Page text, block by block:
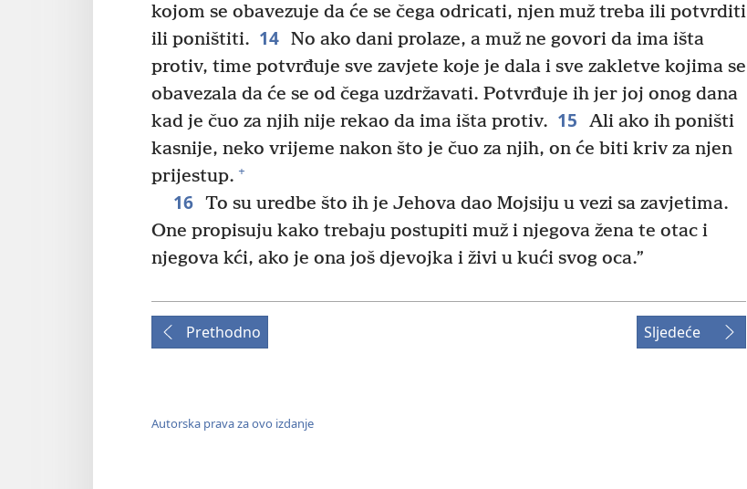
kojom se obavezuje da će se čega odricati, njen muž treba ili potvrditi
ili poništiti. 14 No ako dani prolaze, a muž ne govori da ima išta
protiv, time potvrđuje sve zavjete koje je dala i sve zakletve kojima se
obavezala da će se od čega uzdržavati. Potvrđuje ih jer joj onog dana
kad je čuo za njih nije rekao da ima išta protiv. 15
Ali ako ih poništi
kasnije, neko vrijeme nakon što je čuo za njih, on će biti kriv za njen
prijestup. +
16 To su uredbe što ih je Jehova dao Mojsiju u vezi sa zavjetima.
One propisuju kako trebaju postupiti muž i njegova žena te otac i
njegova kći, ako je ona još djevojka i živi u kući svog oca.”
Prethodno Sljedeće
Autorska prava za ovo izdanje